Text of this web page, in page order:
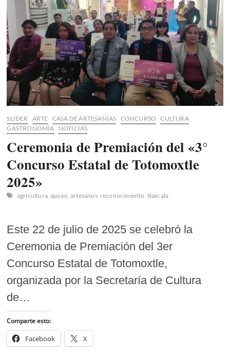
SLIDER ARTE CASA DE ARTESANÍAS CONCURSO
CULTURA
GASTRONOMÍA
NOTICIAS
Ceremonia de Premiación del «3°
Concurso Estatal de Totomoxtle
2025»
agricultura apoyo artesanos reconocimiento tlaxcala
Este 22 de julio de 2025 se celebró la
Ceremonia de Premiación del 3er
Concurso Estatal de Totomoxtle,
organizada por la Secretaría de Cultura
de…
Comparte esto:
Facebook X